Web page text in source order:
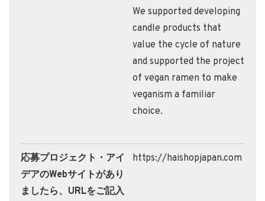
We supported developing
candle products that
value the cycle of nature
and supported the project
of vegan ramen to make
veganism a familiar
choice.
応募プロジェクト・アイ
デアのWebサイトがあり
ましたら、URLをご記入
https://haishopjapan.com